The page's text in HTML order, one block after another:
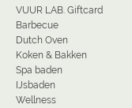
VUUR LAB. Giftcard
Barbecue
Dutch Oven
Koken & Bakken
Spa baden
IJsbaden
Wellness